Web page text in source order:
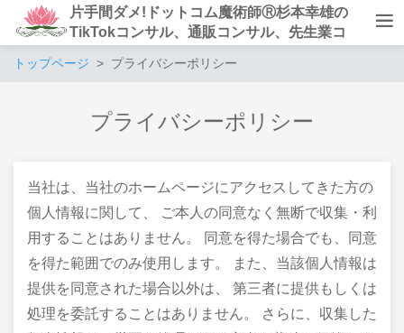
片手間ダメ!ドットコム魔術師Ⓡ杉本幸雄の
TikTokコンサル、通販コンサル、先生業コ
トップページ プライバシーポリシー
プライバシーポリシー
当社は、当社のホームページにアクセスしてきた方の
個人情報に関して、 ご本人の同意なく無断で収集・利
用することはありません。 同意を得た場合でも、同意
を得た範囲でのみ使用します。 また、当該個人情報は
提供を同意された場合以外は、 第三者に提供もしくは
処理を委託することはありません。 さらに、収集した